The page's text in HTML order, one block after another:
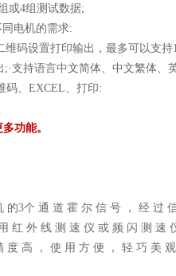
或4组测试数据;
电机的需求:
码设置打印输出，最多可以支持
支持语言中文简体、中文繁体、
码、EXCEL、打印:
功能。
的3个 通 道 霍 尔 信 号 ， 经
红 外 线 测 速 仪 或 频 闪 测 速
高 ， 使 用 方 便 ， 轻 巧 美 观